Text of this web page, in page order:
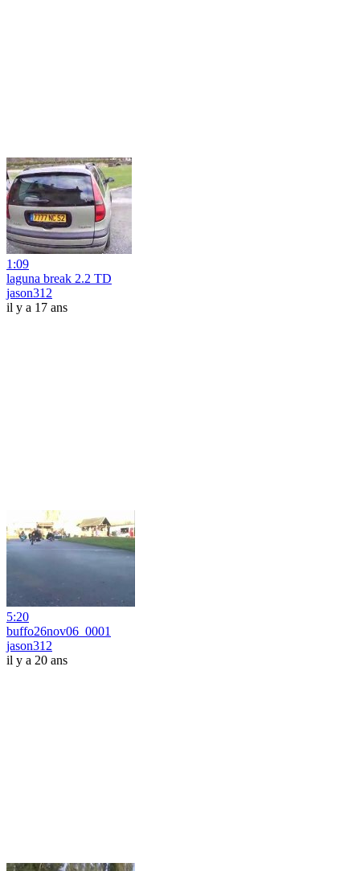
1:09
laguna break 2.2 TD
jason312
il y a 17 ans
5:20
buffo26nov06_0001
jason312
il y a 20 ans